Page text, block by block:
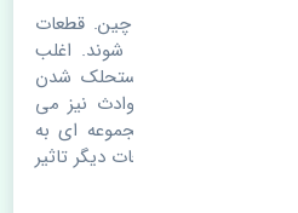
سنسور هشدار دنده عقب جک کی ام سی جی 7 چین. قطعات
مستحلک می شوند. اغلب
یدکی اتومبیل مستحلک شدن
مثل تصادفات و حوادث نیز می
باشد. خودرو مجموعه ای به
روی قطعه یا قطعات دیگر تاثیر